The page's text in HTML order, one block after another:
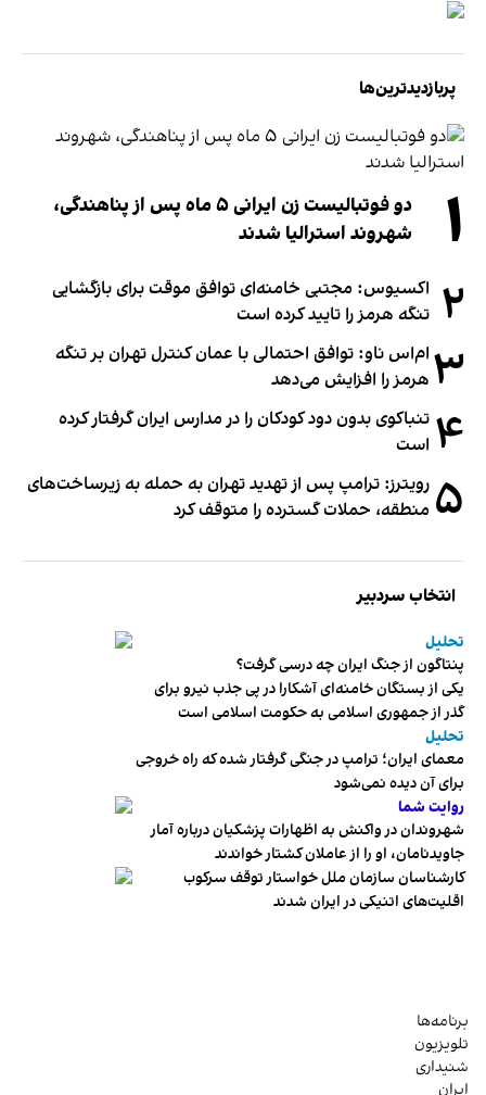
پربازدیدترین‌ها
۱
دو فوتبالیست زن ایرانی ۵ ماه پس از پناهندگی،
شهروند استرالیا شدند
۲ اکسیوس: مجتبی خامنه‌ای توافق موقت برای بازگشایی
تنگه هرمز را تایید کرده است
۳ ام‌اس ناو: توافق احتمالی با عمان کنترل تهران بر تنگه
هرمز را افزایش می‌دهد
۴ تنباکوی بدون دود کودکان را در مدارس ایران گرفتار کرده
است
۵ رویترز: ترامپ پس از تهدید تهران به حمله به زیرساخت‌های
منطقه، حملات گسترده را متوقف کرد
انتخاب سردبیر
تحلیل
پنتاگون از جنگ ایران چه درسی گرفت؟
یکی از بستگان خامنه‌ای آشکارا در پی جذب نیرو برای
گذر از جمهوری اسلامی به حکومت اسلامی است
تحلیل
معمای ایران؛ ترامپ در جنگی گرفتار شده که راه خروجی
برای آن دیده نمی‌شود
روایت شما
شهروندان در واکنش به اظهارات پزشکیان درباره آمار
جاویدنامان، او را از عاملان کشتار خواندند
کارشناسان سازمان ملل خواستار توقف سرکوب
اقلیت‌های اتنیکی در ایران شدند
برنامه‌ها
تلویزیون
شنیداری
ایران